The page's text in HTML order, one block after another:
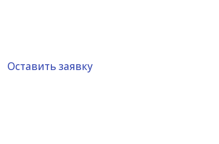
Оставить заявку